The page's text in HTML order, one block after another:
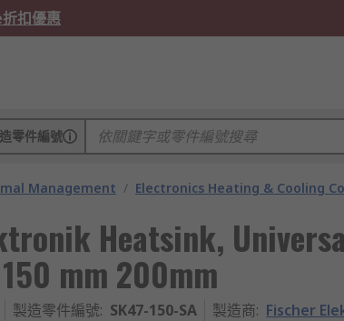
折扣優惠
零件編號
Management / Electronics Heating & Cooling
Heatsink,
mm 200mm
製造零件編號: SK47-150-SA 製造商: Fischer